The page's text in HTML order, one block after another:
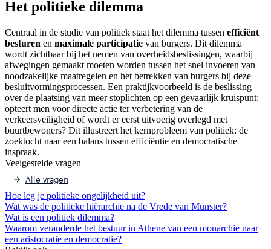
Het politieke dilemma
Centraal in de studie van politiek staat het dilemma tussen efficiënt
besturen en maximale participatie van burgers. Dit dilemma
wordt zichtbaar bij het nemen van overheidsbeslissingen, waarbij
afwegingen gemaakt moeten worden tussen het snel invoeren van
noodzakelijke maatregelen en het betrekken van burgers bij deze
besluitvormingsprocessen. Een praktijkvoorbeeld is de beslissing
over de plaatsing van meer stoplichten op een gevaarlijk kruispunt:
opteert men voor directe actie ter verbetering van de
verkeersveiligheid of wordt er eerst uitvoerig overlegd met
buurtbewoners? Dit illustreert het kernprobleem van politiek: de
zoektocht naar een balans tussen efficiëntie en democratische
inspraak.
Veelgestelde vragen
Alle vragen
Hoe leg je politieke ongelijkheid uit?
Wat was de politieke hiërarchie na de Vrede van Münster?
Wat is een politiek dilemma?
Waarom veranderde het bestuur in Athene van een monarchie naar
een aristocratie en democratie?